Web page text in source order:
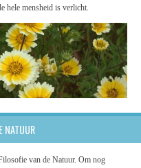
hele mensheid is verlicht.
NATUUR
van de Natuur. Om nog